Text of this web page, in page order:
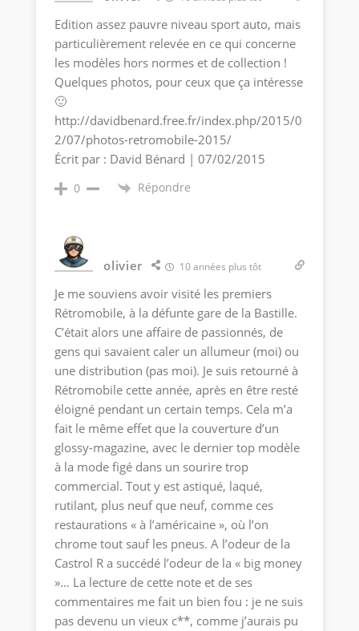
Edition assez pauvre niveau sport auto, mais
particulièrement relevée en ce qui concerne
les modèles hors normes et de collection !
Quelques photos, pour ceux que ça intéresse
🙂
http://davidbenard.free.fr/index.php/2015/0
2/07/photos-retromobile-2015/
Écrit par : David Bénard | 07/02/2015
0 Répondre
olivier 10 années plus tôt
Je me souviens avoir visité les premiers
Rétromobile, à la défunte gare de la Bastille.
C’était alors une affaire de passionnés, de
gens qui savaient caler un allumeur (moi) ou
une distribution (pas moi). Je suis retourné à
Rétromobile cette année, après en être resté
éloigné pendant un certain temps. Cela m’a
fait le même effet que la couverture d’un
glossy-magazine, avec le dernier top modèle
à la mode figé dans un sourire trop
commercial. Tout y est astiqué, laqué,
rutilant, plus neuf que neuf, comme ces
restaurations « à l’américaine », où l’on
chrome tout sauf les pneus. A l’odeur de la
Castrol R a succédé l’odeur de la « big money
»… La lecture de cette note et de ses
commentaires me fait un bien fou : je ne suis
pas devenu un vieux c**, comme j’aurais pu